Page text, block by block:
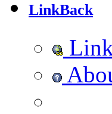
LinkBack